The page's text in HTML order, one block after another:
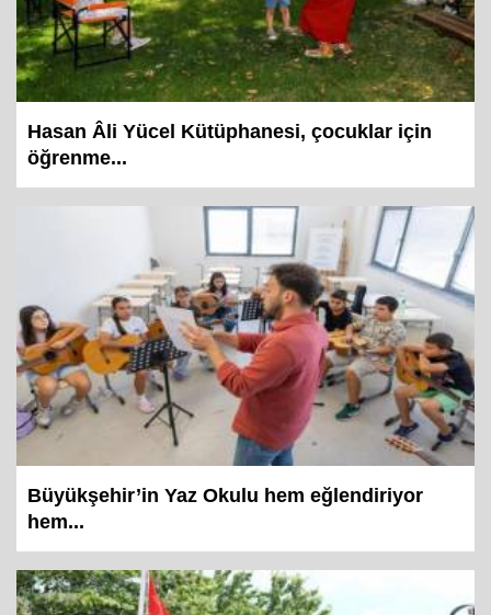
Hasan Âli Yücel Kütüphanesi, çocuklar için
öğrenme...
Büyükşehir’in Yaz Okulu hem eğlendiriyor
hem...